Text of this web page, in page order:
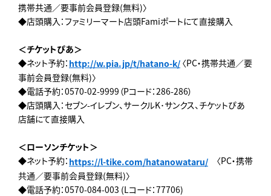
携帯共通／要事前会員登録(無料)〉
◆店頭購入：ファミリーマート店頭Famiポートにて直接購入
＜チケットぴあ＞
◆ネット予約： http://w.pia.jp/t/hatano-k/ 〈PC・携帯共通／要
事前会員登録(無料)〉
◆電話予約：0570-02-9999（Pコード：286-286）
◆店頭購入：セブン-イレブン、サークルK･サンクス、チケットぴあ
店舗にて直接購入
＜ローソンチケット＞
◆ネット予約： https://l-tike.com/hatanowataru/ 〈PC・携帯
共通／要事前会員登録(無料)〉
◆電話予約：0570-084-003 (Lコード：77706)